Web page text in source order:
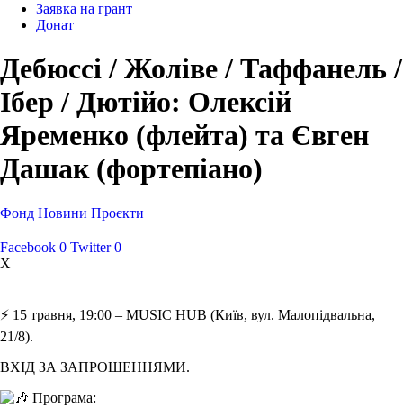
Заявка на грант
Донат
Дебюссі / Жоліве / Таффанель /
Ібер / Дютійо: Олексій
Яременко (флейта) та Євген
Дашак (фортепіано)
Фонд Новини Проєкти
Facebook 0 Twitter 0
X
⚡️ 15 травня, 19:00 – MUSIC HUB (Київ, вул. Малопідвальна,
21/8).
ВХІД ЗА ЗАПРОШЕННЯМИ.
Програма: